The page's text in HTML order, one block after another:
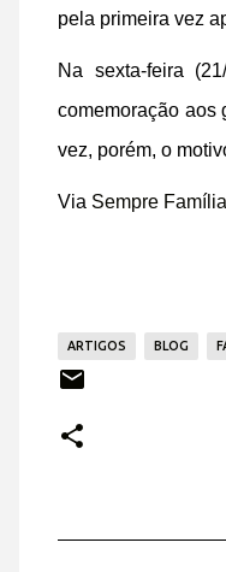
pela primeira vez
Na sexta-feira
comemoração aos
vez, porém, o
Via Sempre Família
ARTIGOS BLOG